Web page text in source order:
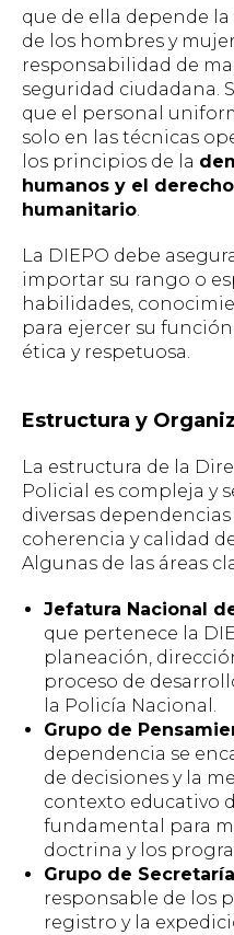
que de ella depende
de los hombres y
responsabilidad de
seguridad ciudadana.
que el personal
solo en las técnicas
los principios de la
humanos y el
humanitario.
La DIEPO debe
importar su rango o
habilidades,
para ejercer su
ética y respetuosa.
Estructura y
La estructura de la
Policial es compleja y
diversas
coherencia y calidad
Algunas de las áreas
Jefatura Nacional
que pertenece la
planeación,
proceso de
la Policía Nacional.
Grupo de
dependencia se
de decisiones y la
contexto educativo
fundamental para
doctrina y los
Grupo de
responsable de los
registro y la